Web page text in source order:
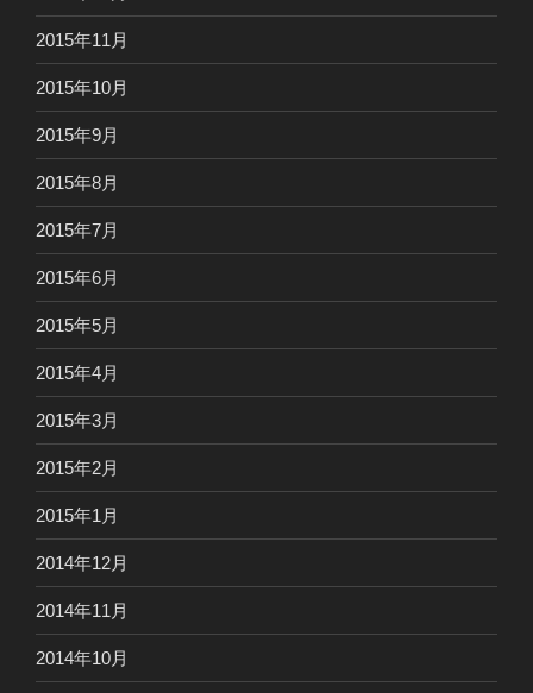
2015年11月
2015年10月
2015年9月
2015年8月
2015年7月
2015年6月
2015年5月
2015年4月
2015年3月
2015年2月
2015年1月
2014年12月
2014年11月
2014年10月